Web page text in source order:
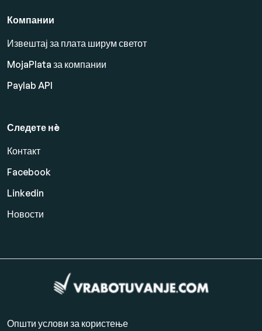
Компании
Извештај за плата ширум светот
MojaPlata за компании
Paylab API
Следете нè
Контакт
Facebook
Linkedin
Новости
Општи услови за користење